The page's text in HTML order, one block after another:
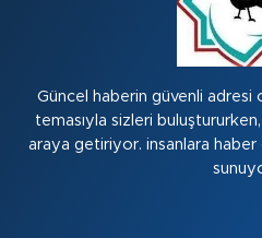
Güncel haberin güvenli
temasıyla sizleri
araya getiriyor. insanlara